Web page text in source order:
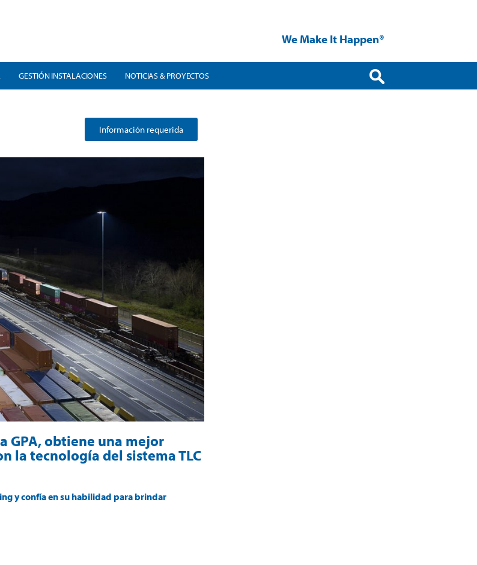
We Make It Happen®
GESTIÓN INSTALACIONES NOTICIAS & PROYECTOS
Información requerida
GPA, obtiene una mejor
la tecnología del sistema TLC
y confía en su habilidad para brindar